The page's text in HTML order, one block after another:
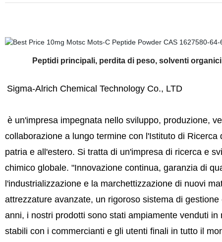
Peptidi principali, perdita di peso, solventi
Sigma-Alrich Chemical Technology Co., LTD
è un'impresa impegnata nello sviluppo, produzione,
collaborazione a lungo termine con l'Istituto di
patria e all'estero. Si tratta di un'impresa di ricerca e
chimico globale. "Innovazione continua, garanzia di
l'industrializzazione e la marchettizzazione di nuovi
attrezzature avanzate, un rigoroso sistema di
anni, i nostri prodotti sono stati ampiamente venduti
stabili con i commercianti e gli utenti finali in tutto il